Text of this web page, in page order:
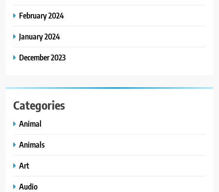
February 2024
January 2024
December 2023
Categories
Animal
Animals
Art
Audio